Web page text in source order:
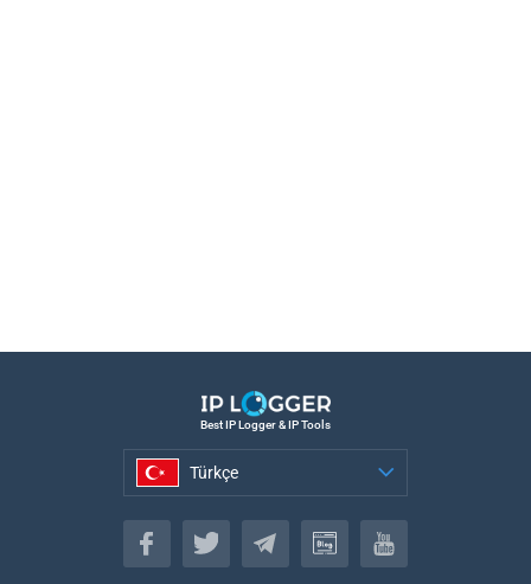
Best IP Logger & IP Tools
Türkçe
Türkçe